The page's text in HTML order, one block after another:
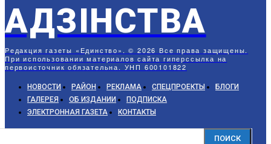
АДЗIНСТВА
Редакция газеты «Единство». © 2026 Все права защищены.
При использовании материалов сайта гиперссылка на
первоисточник обязательна. УНП 600101822
НОВОСТИ РАЙОН РЕКЛАМА СПЕЦПРОЕКТЫ
БЛОГИ
ГАЛЕРЕЯ
ОБ ИЗДАНИИ
ПОДПИСКА
ЭЛЕКТРОННАЯ ГАЗЕТА
КОНТАКТЫ
ПОИСК